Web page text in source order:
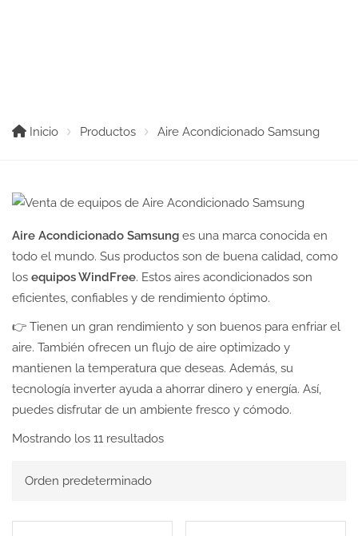
Inicio Productos Aire Acondicionado Samsung
Aire Acondicionado Samsung es una marca conocida en
todo el mundo. Sus productos son de buena calidad, como
los equipos WindFree. Estos aires acondicionados son
eficientes, confiables y de rendimiento óptimo.
👉 Tienen un gran rendimiento y son buenos para enfriar el
aire. También ofrecen un flujo de aire optimizado y
mantienen la temperatura que deseas. Además, su
tecnología inverter ayuda a ahorrar dinero y energía. Así,
puedes disfrutar de un ambiente fresco y cómodo.
Mostrando los 11 resultados